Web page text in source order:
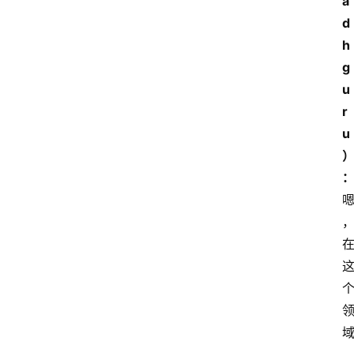
d
h
g
u
r
u
）
：
嗯
，
在
这
个
领
域